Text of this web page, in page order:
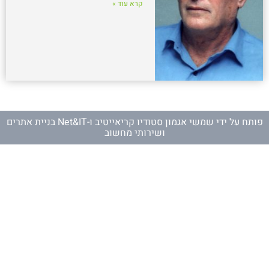
קרא עוד »
פותח על ידי שמשי אגמון סטודיו קריאייטיב ו- Net&IT בניית אתרים
ושירותי מחשוב